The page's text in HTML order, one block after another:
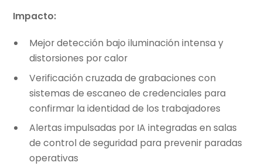
Impacto:
Mejor detección bajo iluminación intensa y
distorsiones por calor
Verificación cruzada de grabaciones con
sistemas de escaneo de credenciales para
confirmar la identidad de los trabajadores
Alertas impulsadas por IA integradas en salas
de control de seguridad para prevenir paradas
operativas